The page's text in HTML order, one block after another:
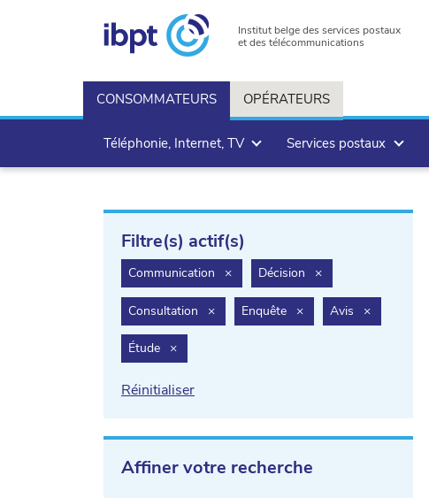
Institut belge des services postaux
et des télécommunications
CONSOMMATEURS OPÉRATEURS
Téléphonie, Internet, TV Services postaux
Filtre(s) actif(s)
Communication ×filter.delete
Décision ×filter.delete
Consultation ×filter.delete
Enquête ×filter.delete
Avis ×filter.delete
Étude ×filter.delete
Réinitialiser
Affiner votre recherche